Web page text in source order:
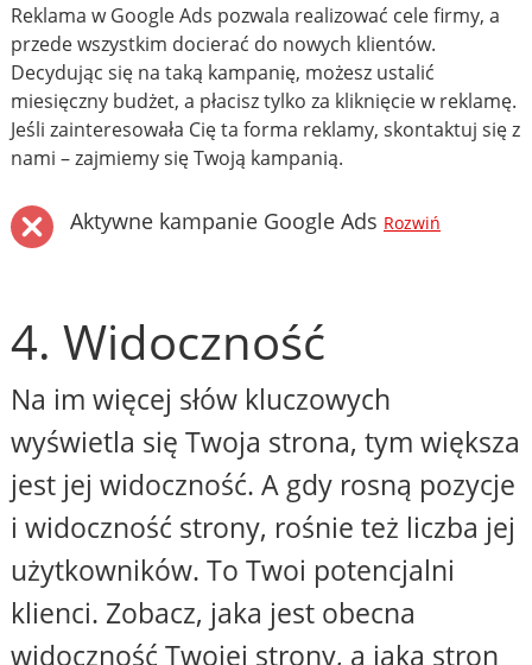
Reklama w Google Ads pozwala realizować cele firmy, a
przede wszystkim docierać do nowych klientów.
Decydując się na taką kampanię, możesz ustalić
miesięczny budżet, a płacisz tylko za kliknięcie w reklamę.
Jeśli zainteresowała Cię ta forma reklamy, skontaktuj się z
nami – zajmiemy się Twoją kampanią.
Aktywne kampanie Google Ads Rozwiń
4. Widoczność
Na im więcej słów kluczowych
wyświetla się Twoja strona, tym większa
jest jej widoczność. A gdy rosną pozycje
i widoczność strony, rośnie też liczba jej
użytkowników. To Twoi potencjalni
klienci. Zobacz, jaka jest obecna
widoczność Twojej strony, a jaka stron